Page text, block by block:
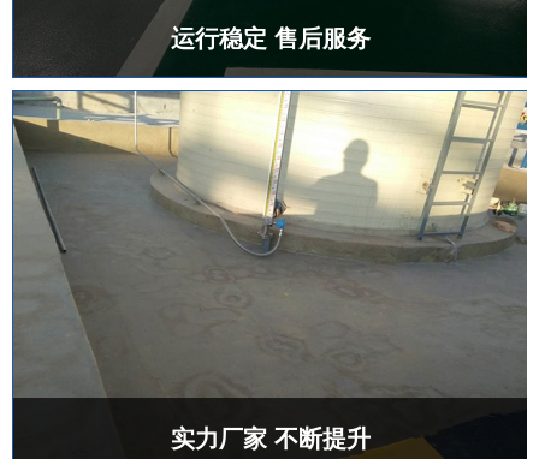
运行稳定 售后服务
实力厂家 不断提升